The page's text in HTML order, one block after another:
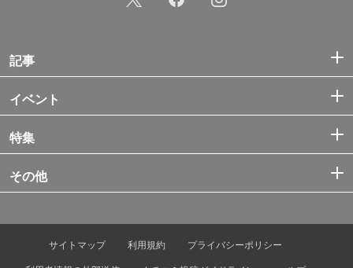
記事
イベント
特集
その他
サイトマップ 利用規約
プライバシーポリシー